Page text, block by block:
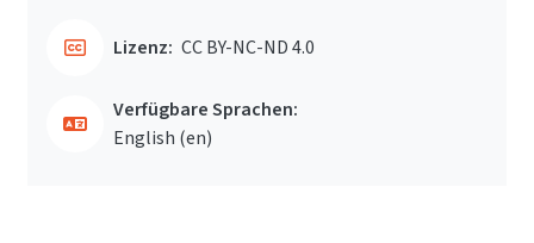
Lizenz: CC BY-NC-ND 4.0
Verfügbare Sprachen:
English ‎(en)‎